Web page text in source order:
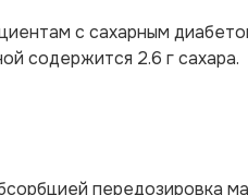
с сахарным
содержится 2.6 г сахара.
передозировка